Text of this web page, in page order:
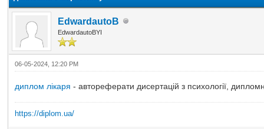
EdwardautoB
EdwardautoBYI
06-05-2024, 12:20 PM
диплом лікаря - автореферати дисертацій з психології,
https://diplom.ua/